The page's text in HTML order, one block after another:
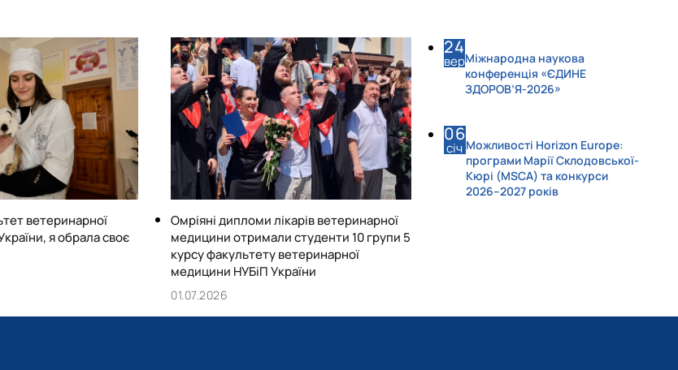
ветеринарної
я обрала своє
Омріяні дипломи лікарів ветеринарної
медицини отримали студенти 10 групи 5
курсу факультету ветеринарної
медицини НУБіП України
01.07.2026
24
верМіжнародна наукова
конференція «ЄДИНЕ
ЗДОРОВ’Я-2026»
06
січ Можливості Horizon Europe:
програми Марії Склодовської-
Кюрі (MSCA) та конкурси
2026–2027 років